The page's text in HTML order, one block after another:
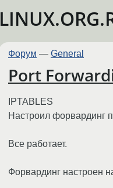
Форум — General
Port
IPTABLES
Настроил форвардинг
Все работает.
Форвардинг настроен